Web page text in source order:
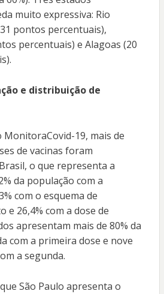
muito expressiva: Rio
pontos percentuais),
percentuais) e Alagoas (20
e distribuição de
MonitoraCovid-19, mais de
de vacinas foram
o que representa a
da população com a
com o esquema de
e 26,4% com a dose de
apresentam mais de 80% da
com a primeira dose e nove
a segunda.
São Paulo apresenta o